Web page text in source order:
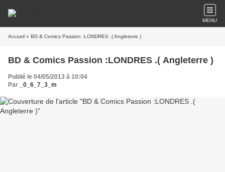
MENU
Accueil » BD & Comics Passion :LONDRES .( Angleterre )
BD & Comics Passion :LONDRES .( Angleterre )
Publié le 04/05/2013 à 10:04
Par
_0_6_7_3_m